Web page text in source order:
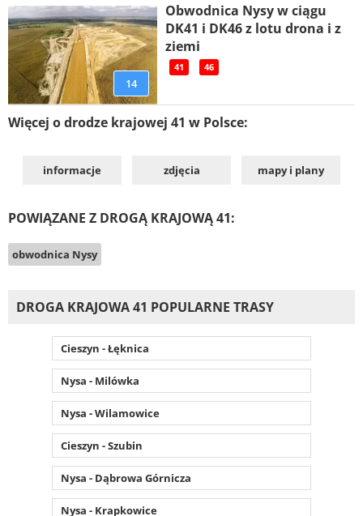
14
Obwodnica Nysy w ciągu
DK41 i DK46 z lotu drona i z
ziemi
41 46
Więcej o drodze krajowej 41 w Polsce:
informacje zdjęcia mapy i plany
POWIĄZANE Z DROGĄ KRAJOWĄ 41:
obwodnica Nysy
DROGA KRAJOWA 41 POPULARNE TRASY
Cieszyn - Łęknica
Nysa - Milówka
Nysa - Wilamowice
Cieszyn - Szubin
Nysa - Dąbrowa Górnicza
Nysa - Krapkowice